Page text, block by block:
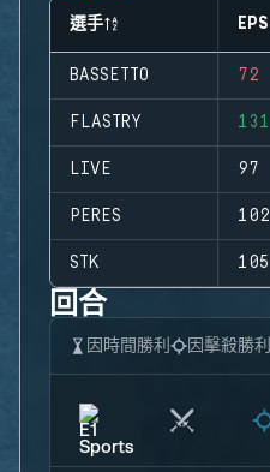
選手 EPS
BASSETTO 72
FLASTRY 131
LIVE 97
PERES 102
STK 105
回合
因時間勝利 因擊殺勝利